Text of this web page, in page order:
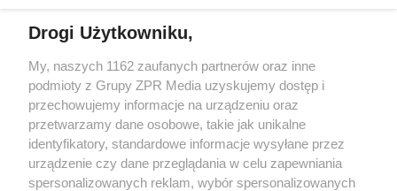
Żaden utwór zamieszczony w serwisie nie może być powielany i
rozpowszechniany lub dalej rozpowszechniany w jakikolwiek sposób (w
tym także elektroniczny lub mechaniczny) na jakimkolwiek polu
eksploatacji w jakiejkolwiek formie, włącznie z umieszczaniem w Internecie
bez pisemnej zgody właściciela praw. Jakiekolwiek użycie lub
wykorzystanie utworów w całości lub w części z naruszeniem prawa, tzn.
bez właściwej zgody, jest zabronione pod groźbą kary i może być ścigane
prawnie.
Drogi Użytkowniku,
My, naszych 1162 zaufanych partnerów oraz inne
podmioty z Grupy ZPR Media uzyskujemy dostęp i
przechowujemy informacje na urządzeniu oraz
przetwarzamy dane osobowe, takie jak unikalne
identyfikatory, standardowe informacje wysyłane przez
urządzenie czy dane przeglądania w celu zapewniania
spersonalizowanych reklam, wybór spersonalizowanych